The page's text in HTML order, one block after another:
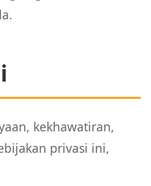
kekhawatiran,
privasi ini,